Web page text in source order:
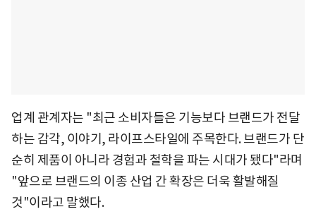
업계 관계자는 "최근 소비자들은 기능보다 브랜드가 전달
하는 감각, 이야기, 라이프스타일에 주목한다. 브랜드가 단
순히 제품이 아니라 경험과 철학을 파는 시대가 됐다"라며
"앞으로 브랜드의 이종 산업 간 확장은 더욱 활발해질
것"이라고 말했다.